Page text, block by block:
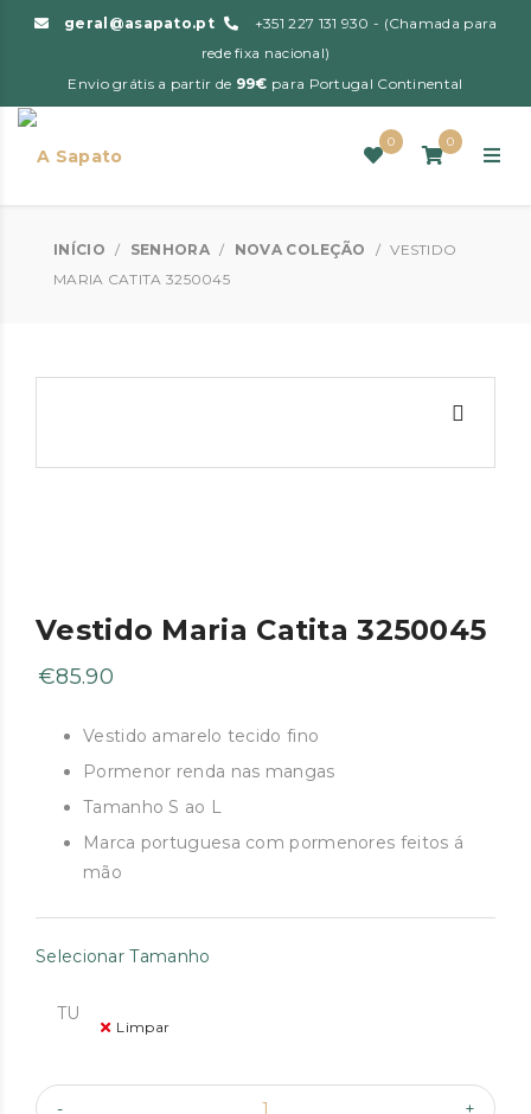
geral@asapato.pt
+351 227 131 930 - (Chamada para
rede fixa nacional)
Envio grátis a partir de 99€ para Portugal Continental
0 0
INÍCIO / SENHORA / NOVA COLEÇÃO / VESTIDO
MARIA CATITA 3250045
Vestido Maria Catita 3250045
€85.90
Vestido amarelo tecido fino
Pormenor renda nas mangas
Tamanho S ao L
Marca portuguesa com pormenores feitos á
mão
Selecionar Tamanho
TU
Limpar